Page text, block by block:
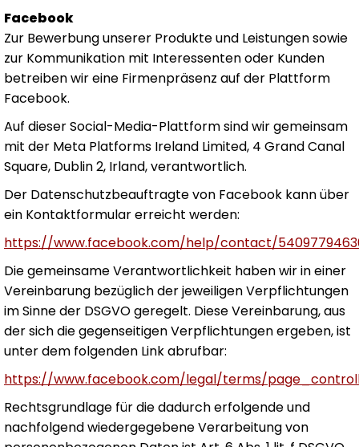
Facebook
Zur Bewerbung unserer Produkte und Leistungen sowie
zur Kommunikation mit Interessenten oder Kunden
betreiben wir eine Firmenpräsenz auf der Plattform
Facebook.
Auf dieser Social-Media-Plattform sind wir gemeinsam
mit der Meta Platforms Ireland Limited, 4 Grand Canal
Square, Dublin 2, Irland, verantwortlich.
Der Datenschutzbeauftragte von Facebook kann über
ein Kontaktformular erreicht werden:
https://www.facebook.com/help/contact/
Die gemeinsame Verantwortlichkeit haben wir in einer
Vereinbarung bezüglich der jeweiligen Verpflichtungen
im Sinne der DSGVO geregelt. Diese Vereinbarung, aus
der sich die gegenseitigen Verpflichtungen ergeben, ist
unter dem folgenden Link abrufbar:
https://www.facebook.com/legal/terms/
Rechtsgrundlage für die dadurch erfolgende und
nachfolgend wiedergegebene Verarbeitung von